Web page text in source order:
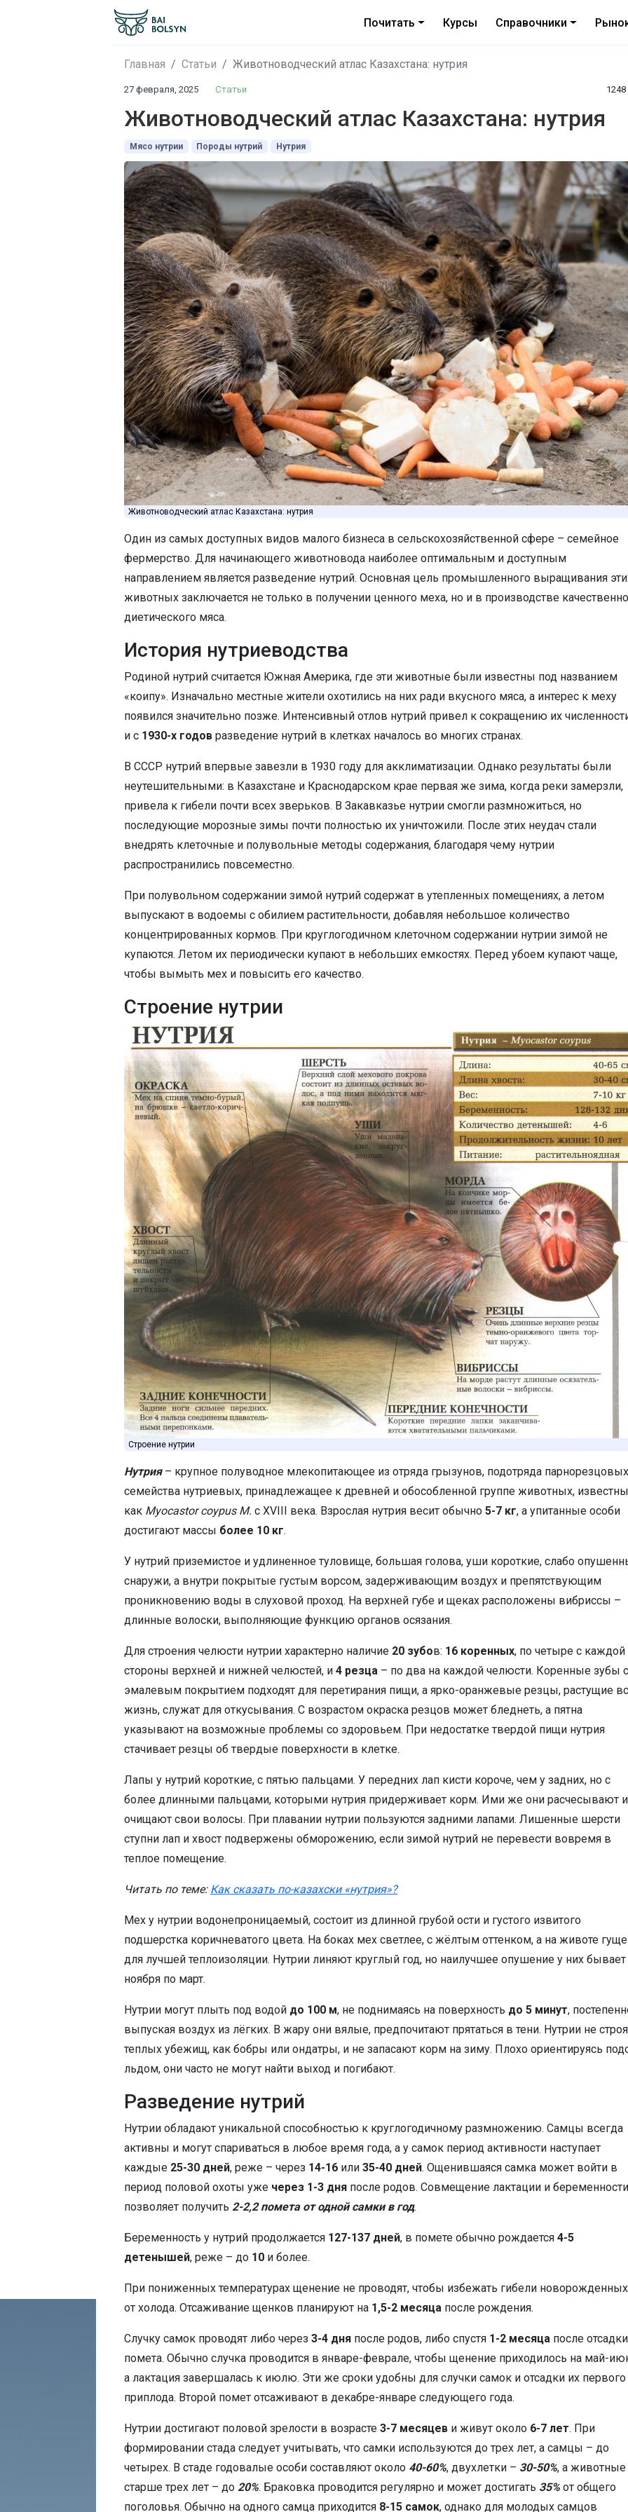
Почитать Курсы Справочники
Главная Статьи Животноводческий атлас Казахстана: нутрия
27 февраля, 2025 Статьи
Животноводческий атлас Казахстана: нутрия
Мясо нутрии Породы нутрий Нутрия
Животноводческий атлас Казахстана: нутрия
Один из самых доступных видов малого бизнеса в сельскохозяйственной сфере – семейное
фермерство. Для начинающего животновода наиболее оптимальным и доступным
направлением является разведение нутрий. Основная цель промышленного выращивания
животных заключается не только в получении ценного меха, но и в производстве
диетического мяса.
История нутриеводства
Родиной нутрий считается Южная Америка, где эти животные были известны под названием
«коипу». Изначально местные жители охотились на них ради вкусного мяса, а интерес к меху
появился значительно позже. Интенсивный отлов нутрий привел к сокращению их
и с 1930-х годов разведение нутрий в клетках началось во многих странах.
В СССР нутрий впервые завезли в 1930 году для акклиматизации. Однако результаты были
неутешительными: в Казахстане и Краснодарском крае первая же зима, когда реки замерзли,
привела к гибели почти всех зверьков. В Закавказье нутрии смогли размножиться, но
последующие морозные зимы почти полностью их уничтожили. После этих неудач стали
внедрять клеточные и полувольные методы содержания, благодаря чему нутрии
распространились повсеместно.
При полувольном содержании зимой нутрий содержат в утепленных помещениях, а летом
выпускают в водоемы с обилием растительности, добавляя небольшое количество
концентрированных кормов. При круглогодичном клеточном содержании нутрии зимой не
купаются. Летом их периодически купают в небольших емкостях. Перед убоем купают чаще,
чтобы вымыть мех и повысить его качество.
Строение нутрии
Строение нутрии
Нутрия– крупное полуводное млекопитающее из отряда грызунов, подотряда
семейства нутриевых, принадлежащее к древней и обособленной группе животных,
как Myocastor coypus M. с XVIII века. Взрослая нутрия весит обычно 5-7 кг, а упитанные особи
достигают массы более 10 кг.
У нутрий приземистое и удлиненное туловище, большая голова, уши короткие, слабо
снаружи, а внутри покрытые густым ворсом, задерживающим воздух и препятствующим
проникновению воды в слуховой проход. На верхней губе и щеках расположены вибриссы –
длинные волоски, выполняющие функцию органов осязания.
Для строения челюсти нутрии характерно наличие 20 зубов: 16 коренных, по четыре с каждой
стороны верхней и нижней челюстей, и 4 резца – по два на каждой челюсти. Коренные зубы с
эмалевым покрытием подходят для перетирания пищи, а ярко-оранжевые резцы, растущие
жизнь, служат для откусывания. С возрастом окраска резцов может бледнеть, а пятна
указывают на возможные проблемы со здоровьем. При недостатке твердой пищи нутрия
стачивает резцы об твердые поверхности в клетке.
Лапы у нутрий короткие, с пятью пальцами. У передних лап кисти короче, чем у задних, но с
более длинными пальцами, которыми нутрия придерживает корм. Ими же они расчесывают и
очищают свои волосы. При плавании нутрии пользуются задними лапами. Лишенные шерсти
ступни лап и хвост подвержены обморожению, если зимой нутрий не перевести вовремя в
теплое помещение.
Читать по теме: Как сказать по-казахски «нутрия»?
Мех у нутрии водонепроницаемый, состоит из длинной грубой ости и густого извитого
подшерстка коричневатого цвета. На боках мех светлее, с жёлтым оттенком, а на животе гуще
для лучшей теплоизоляции. Нутрии линяют круглый год, но наилучшее опушение у них бывает
ноября по март.
Нутрии могут плыть под водой до 100 м, не поднимаясь на поверхность до 5 минут,
выпуская воздух из лёгких. В жару они вялые, предпочитают прятаться в тени. Нутрии не
теплых убежищ, как бобры или ондатры, и не запасают корм на зиму. Плохо ориентируясь
льдом, они часто не могут найти выход и погибают.
Разведение нутрий
Нутрии обладают уникальной способностью к круглогодичному размножению. Самцы всегда
активны и могут спариваться в любое время года, а у самок период активности наступает
каждые 25-30 дней, реже – через 14-16 или 35-40 дней. Ощенившаяся самка может войти в
период половой охоты уже через 1-3 дня после родов. Совмещение лактации и беременности
позволяет получить 2-2,2 помета от одной самки в год.
Беременность у нутрий продолжается 127-137 дней, в помете обычно рождается 4-5
детенышей, реже – до 10 и более.
При пониженных температурах щенение не проводят, чтобы избежать гибели новорожденных
от холода. Отсаживание щенков планируют на 1,5-2 месяца после рождения.
Случку самок проводят либо через 3-4 дня после родов, либо спустя 1-2 месяца после отсадки
помета. Обычно случка проводится в январе-феврале, чтобы щенение приходилось на май-
а лактация завершалась к июлю. Эти же сроки удобны для случки самок и отсадки их первого
приплода. Второй помет отсаживают в декабре-январе следующего года.
Нутрии достигают половой зрелости в возрасте 3-7 месяцев и живут около 6-7 лет. При
формировании стада следует учитывать, что самки используются до трех лет, а самцы – до
четырех. В стаде годовалые особи составляют около 40-60%, двухлетки – 30-50%, а животные
старше трех лет – до 20%. Браковка проводится регулярно и может достигать 35% от общего
поголовья. Обычно на одного самца приходится 8-15 самок, однако для молодых самцов